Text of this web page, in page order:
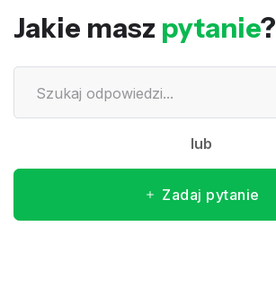
Jakie masz pytanie?
lub
Zadaj pytanie